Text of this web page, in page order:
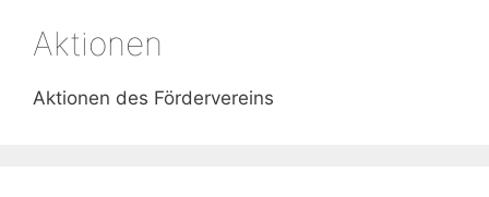
Aktionen
Aktionen des Fördervereins